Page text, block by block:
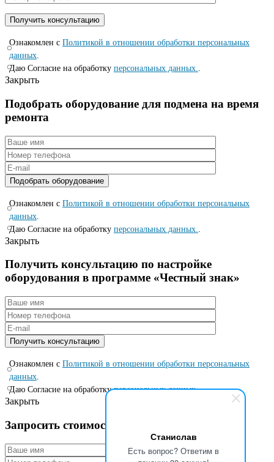
Станислав
Есть вопрос? Ответим в
Ознакомлен с Политикой в отношении обработки персональных
данных.
Даю Согласие на обработку персональных данных..
Закрыть
Подобрать оборудование для подмена на время
ремонта
Ознакомлен с Политикой в отношении обработки персональных
данных
Даю Согласие на обработку персональных данных.
Закрыть
Получить консультацию по настройке
оборудования в программе «Честный знак»
Ознакомлен с Политикой в отношении обработки персональных
данных.
Даю Согласие на обработкуперсональных данных..
Закрыть
Запросить стоимость по специальной цене